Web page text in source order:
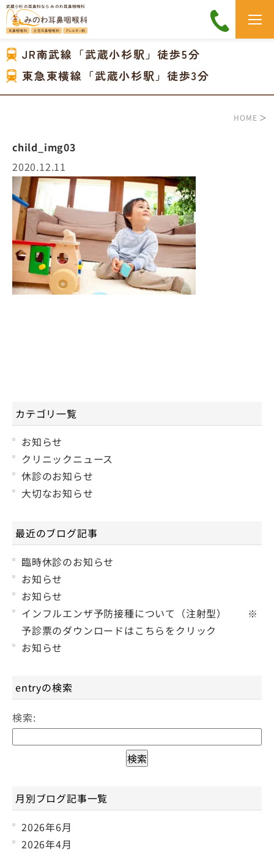
武蔵小杉の耳鼻科なら みのわ耳鼻咽喉科
JR南武線「武蔵小杉駅」徒歩5分
東急東横線「武蔵小杉駅」徒歩3分
HOME ＞
child_img03
2020.12.11
カテゴリ一覧
お知らせ
クリニックニュース
休診のお知らせ
大切なお知らせ
最近のブログ記事
臨時休診のお知らせ
お知らせ
お知らせ
インフルエンザ予防接種について（注射型） ※
予診票のダウンロードはこちらをクリック
お知らせ
entryの検索
検索:
月別ブログ記事一覧
2026年6月
2026年4月